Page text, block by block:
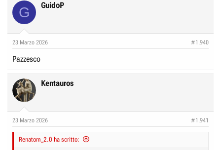
t
s
G GuidoP
23 Marzo 2026 #1.940
Pazzesco
Kentauros
23 Marzo 2026 #1.941
Renatom_2.0 ha scritto: